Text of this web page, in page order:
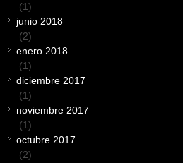
(1)
junio 2018
(2)
enero 2018
(1)
diciembre 2017
(1)
noviembre 2017
(1)
octubre 2017
(2)